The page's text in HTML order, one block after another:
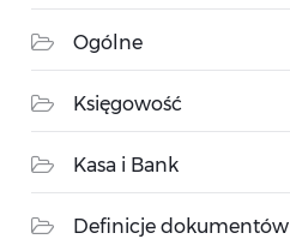
Ogólne
Księgowość
Kasa i Bank
Definicje dokumentów